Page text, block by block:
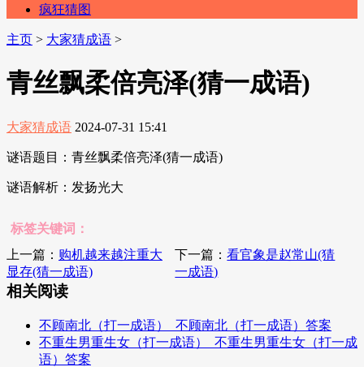
疯狂猜图
主页 > 大家猜成语 >
青丝飘柔倍亮泽(猜一成语)
大家猜成语 2024-07-31 15:41
谜语题目：青丝飘柔倍亮泽(猜一成语)
谜语解析：发扬光大
标签关键词：
上一篇： 购机越来越注重大
显存(猜一成语)
下一篇：看官象是赵常山(猜
一成语)
相关阅读
不顾南北（打一成语）_不顾南北（打一成语）答案
不重生男重生女（打一成语）_不重生男重生女（打一成
语）答案